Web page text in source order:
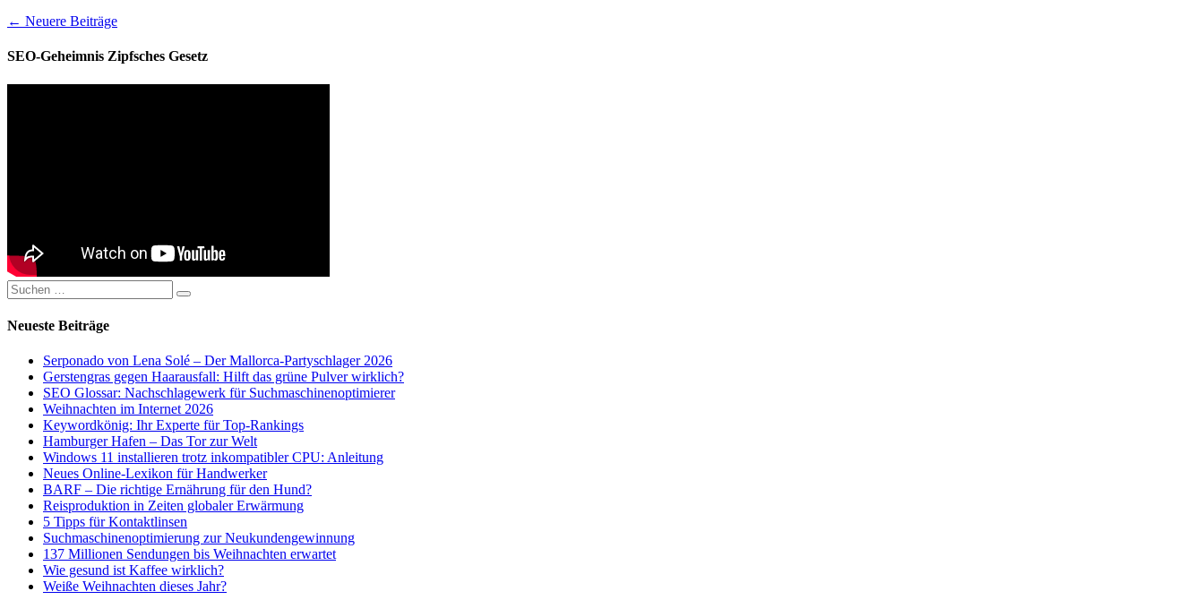
← Neuere Beiträge
SEO-Geheimnis Zipfsches Gesetz
Suchen
nach:
Suchen
Neueste Beiträge
Serponado von Lena Solé – Der Mallorca-Partyschlager 2026
Gerstengras gegen Haarausfall: Hilft das grüne Pulver wirklich?
SEO Glossar: Nachschlagewerk für Suchmaschinenoptimierer
Weihnachten im Internet 2026
Keywordkönig: Ihr Experte für Top-Rankings
Hamburger Hafen – Das Tor zur Welt
Windows 11 installieren trotz inkompatibler CPU: Anleitung
Neues Online-Lexikon für Handwerker
BARF – Die richtige Ernährung für den Hund?
Reisproduktion in Zeiten globaler Erwärmung
5 Tipps für Kontaktlinsen
Suchmaschinenoptimierung zur Neukundengewinnung
137 Millionen Sendungen bis Weihnachten erwartet
Wie gesund ist Kaffee wirklich?
Weiße Weihnachten dieses Jahr?